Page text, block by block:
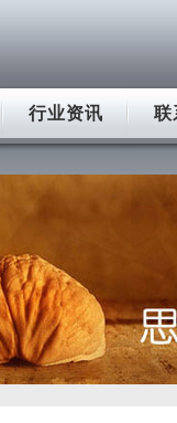
行业资讯 联